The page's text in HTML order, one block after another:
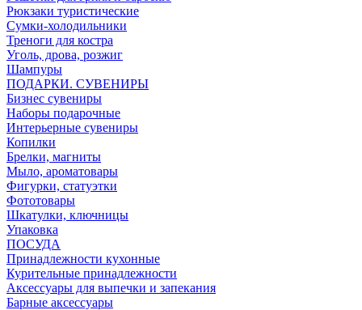
Рюкзаки туристические
Сумки-холодильники
Треноги для костра
Уголь, дрова, розжиг
Шампуры
ПОДАРКИ. СУВЕНИРЫ
Бизнес сувениры
Наборы подарочные
Интерьерные сувениры
Копилки
Брелки, магниты
Мыло, ароматовары
Фигурки, статуэтки
Фототовары
Шкатулки, ключницы
Упаковка
ПОСУДА
Принадлежности кухонные
Курительные принадлежности
Аксессуары для выпечки и запекания
Барные аксессуары